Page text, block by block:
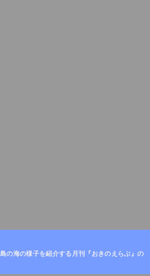
の海の様子を紹介する月刊『おきのえらぶ』の